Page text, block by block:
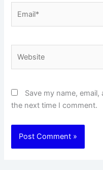
Save my name,
the next time I comment.